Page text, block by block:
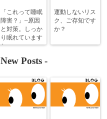
「これって睡眠
障害？」~原因
と対策。しっか
り眠れています
か~
運動しないリス
ク、ご存知です
か？
New Posts -